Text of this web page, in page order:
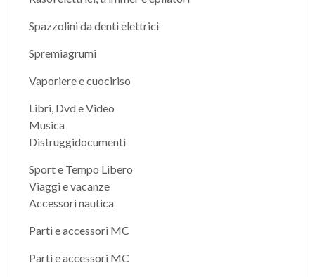
Spazzolini da denti elettrici
Spremiagrumi
Vaporiere e cuociriso
Libri, Dvd e Video
Musica
Distruggidocumenti
Sport e Tempo Libero
Viaggi e vacanze
Accessori nautica
Parti e accessori MC
Parti e accessori MC